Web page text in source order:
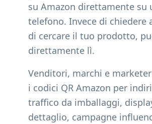
su Amazon direttamente su
telefono. Invece di chiedere
di cercare il tuo prodotto,
direttamente lì.
Venditori, marchi e
i codici QR Amazon per
traffico da imballaggi,
dettaglio, campagne